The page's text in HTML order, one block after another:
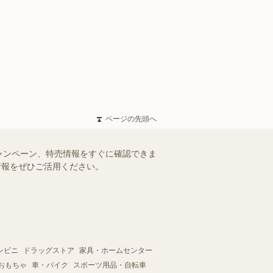
ページの先頭へ
ペーン、特売情報をすぐに確認できま
をぜひご活用ください。
ビニ ドラッグストア
家具・ホームセンター
もちゃ
車・バイク スポーツ用品・自転車